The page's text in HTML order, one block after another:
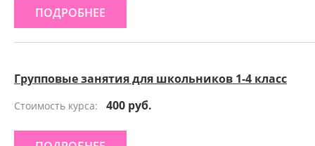
ПОДРОБНЕЕ
Групповые занятия для школьников 1-4 класс
Стоимость курса: 400 руб.